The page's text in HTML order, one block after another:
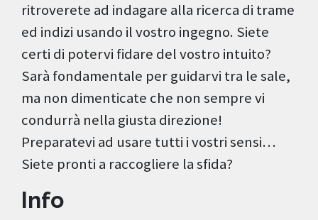
ritroverete ad indagare alla ricerca di trame
ed indizi usando il vostro ingegno. Siete
certi di potervi fidare del vostro intuito?
Sarà fondamentale per guidarvi tra le sale,
ma non dimenticate che non sempre vi
condurrà nella giusta direzione!
Preparatevi ad usare tutti i vostri sensi…
Siete pronti a raccogliere la sfida?
Info